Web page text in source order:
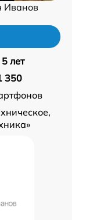
Иванов
5 лет
350